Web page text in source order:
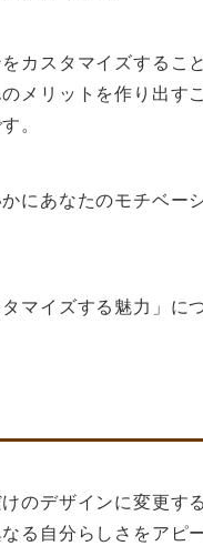
カスタマイズするこ
メリットを作り出す
。
にあなたのモチベー
タマイズする魅力」に
のデザインに変更す
る自分らしさをアピ